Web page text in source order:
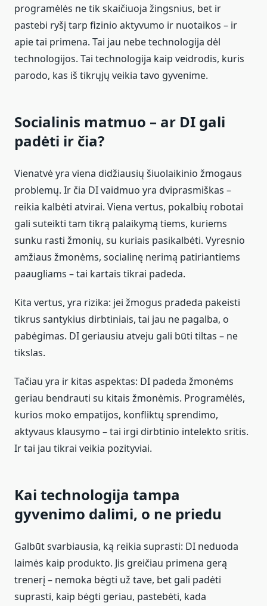
programėlės ne tik skaičiuoja žingsnius, bet ir
pastebi ryšį tarp fizinio aktyvumo ir nuotaikos – ir
apie tai primena. Tai jau nebe technologija dėl
technologijos. Tai technologija kaip veidrodis, kuris
parodo, kas iš tikrųjų veikia tavo gyvenime.
Socialinis matmuo – ar DI gali
padėti ir čia?
Vienatvė yra viena didžiausių šiuolaikinio žmogaus
problemų. Ir čia DI vaidmuo yra dviprasmiškas –
reikia kalbėti atvirai. Viena vertus, pokalbių robotai
gali suteikti tam tikrą palaikymą tiems, kuriems
sunku rasti žmonių, su kuriais pasikalbėti. Vyresnio
amžiaus žmonėms, socialinę nerimą patiriantiems
paaugliams – tai kartais tikrai padeda.
Kita vertus, yra rizika: jei žmogus pradeda pakeisti
tikrus santykius dirbtiniais, tai jau ne pagalba, o
pabėgimas. DI geriausiu atveju gali būti tiltas – ne
tikslas.
Tačiau yra ir kitas aspektas: DI padeda žmonėms
geriau bendrauti su kitais žmonėmis. Programėlės,
kurios moko empatijos, konfliktų sprendimo,
aktyvaus klausymo – tai irgi dirbtinio intelekto sritis.
Ir tai jau tikrai veikia pozityviai.
Kai technologija tampa
gyvenimo dalimi, o ne priedu
Galbūt svarbiausia, ką reikia suprasti: DI neduoda
laimės kaip produkto. Jis greičiau primena gerą
trenerį – nemoka bėgti už tave, bet gali padėti
suprasti, kaip bėgti geriau, pastebėti, kada